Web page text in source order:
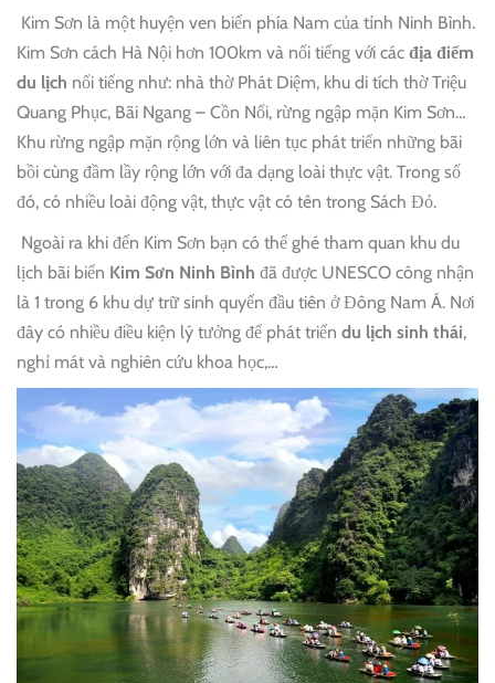
Kim Sơn là một huyện ven biển phía Nam của tỉnh Ninh Bình.
Kim Sơn cách Hà Nội hơn 100km và nổi tiếng với các địa điểm
du lịch nổi tiếng như: nhà thờ Phát Diệm, khu di tích thờ Triệu
Quang Phục, Bãi Ngang – Cồn Nổi, rừng ngập mặn Kim Sơn…
Khu rừng ngập mặn rộng lớn và liên tục phát triển những bãi
bồi cùng đầm lầy rộng lớn với đa dạng loài thực vật. Trong số
đó, có nhiều loài động vật, thực vật có tên trong Sách Đỏ.
Ngoài ra khi đến Kim Sơn bạn có thể ghé tham quan khu du
lịch bãi biển Kim Sơn Ninh Bình đã được UNESCO công nhận
là 1 trong 6 khu dự trữ sinh quyển đầu tiên ở Đông Nam Á. Nơi
đây có nhiều điều kiện lý tưởng để phát triển du lịch sinh thái,
nghỉ mát và nghiên cứu khoa học,…